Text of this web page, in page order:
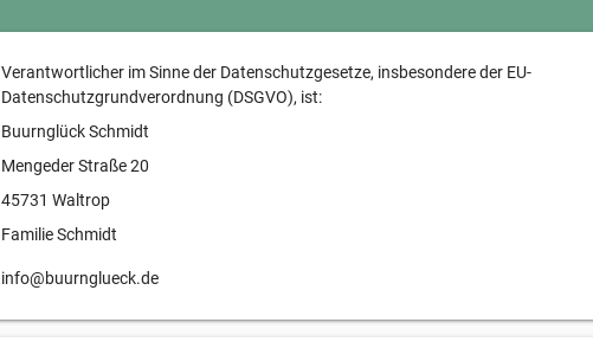
Verantwortlicher im Sinne der Datenschutzgesetze, insbesondere der EU-
Datenschutzgrundverordnung (DSGVO), ist:
Buurnglück Schmidt
Mengeder Straße 20
45731 Waltrop
Familie Schmidt
info@buurnglueck.de